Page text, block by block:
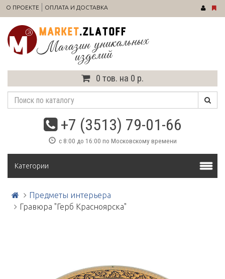
О ПРОЕКТЕ ОПЛАТА И ДОСТАВКА
0 тов. на 0 р.
+7 (3513) 79-01-66
с 8:00 до 16:00 по Московскому времени
Категории
Предметы интерьера
Гравюра "Герб Красноярска"